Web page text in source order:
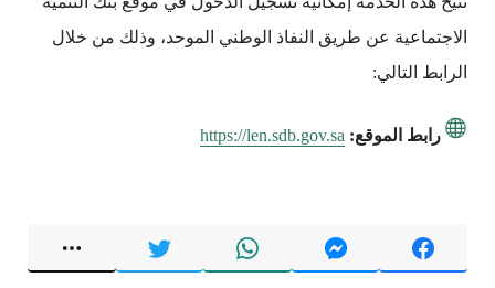
الاجتماعية عن طريق النفاذ الوطني الموحد، وذلك من خلال
الرابط التالي:
رابط الموقع: https://len.sdb.gov.sa